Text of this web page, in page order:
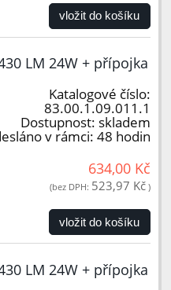
vložit do košíku
LM 24W + přípojka
Katalogové číslo:
83.00.1.09.011.1
Dostupnost: skladem
v rámci: 48 hodin
634,00 Kč
(bez DPH: 523,97 Kč )
vložit do košíku
LM 24W + přípojka